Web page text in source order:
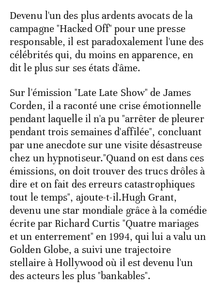
Devenu l'un des plus ardents avocats de la
campagne "Hacked Off" pour une presse
responsable, il est paradoxalement l'une des
célébrités qui, du moins en apparence, en
dit le plus sur ses états d'âme.
Sur l'émission "Late Late Show" de James
Corden, il a raconté une crise émotionnelle
pendant laquelle il n'a pu "arrêter de pleurer
pendant trois semaines d'affilée", concluant
par une anecdote sur une visite désastreuse
chez un hypnotiseur."Quand on est dans ces
émissions, on doit trouver des trucs drôles à
dire et on fait des erreurs catastrophiques
tout le temps", ajoute-t-il.Hugh Grant,
devenu une star mondiale grâce à la comédie
écrite par Richard Curtis "Quatre mariages
et un enterrement" en 1994, qui lui a valu un
Golden Globe, a suivi une trajectoire
stellaire à Hollywood où il est devenu l'un
des acteurs les plus "bankables".